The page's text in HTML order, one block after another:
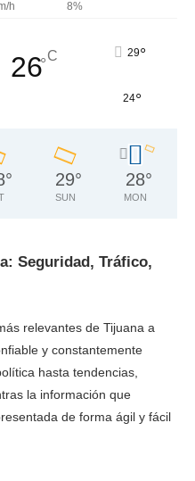
h 8%
26°C 29°
24°
° 29°
SUN
28°
MON
Seguridad, Tráfico,
relevantes de Tijuana a
y constantemente
hasta tendencias,
la información que
de forma ágil y fácil